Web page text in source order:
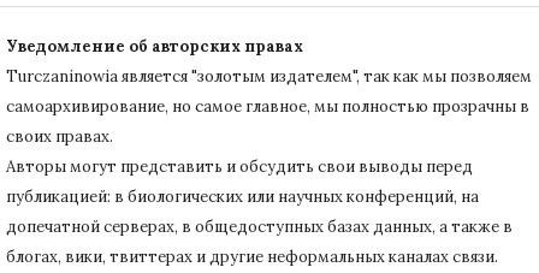
Уведомление об авторских правах
Turczaninowiа является "золотым издателем", так как мы позволяем
самоархивирование, но самое главное, мы полностью прозрачны в
своих правах.
Авторы могут представить и обсудить свои выводы перед
публикацией: в биологических или научных конференций, на
допечатной серверах, в общедоступных базах данных, а также в
блогах, вики, твиттерах и другие неформальных каналах связи.